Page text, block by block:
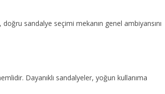
sandalye seçimi mekanın genel ambiyansını
Dayanıklı sandalyeler, yoğun kullanıma